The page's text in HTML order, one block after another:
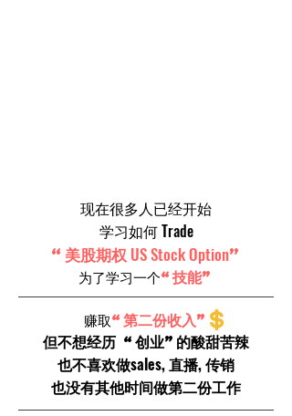
现在很多人已经开始
学习如何Trade
“美股期权US Stock Option”
为了学习一个“技能”
赚取“第二份收入”
但不想经历 “创业”的酸甜苦辣
也不喜欢做sales, 直播, 传销
也没有其他时间做第二份工作